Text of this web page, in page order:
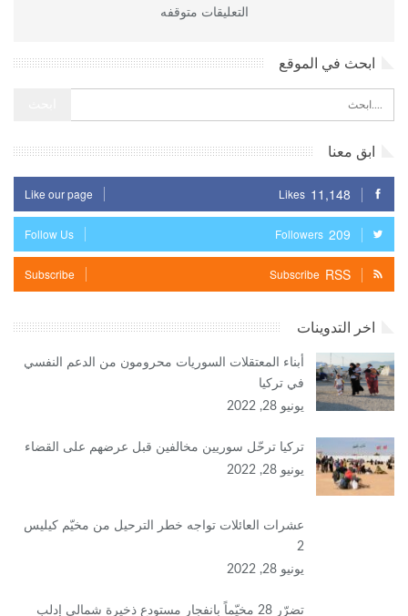
التعليقات متوقفه
ابحث في الموقع
ابق معنا
11,148
Likes
Like our page
209
Followers
Follow Us
RSS
Subscribe
Subscribe
اخر التدوينات
أبناء المعتقلات السوريات محرومون من الدعم النفسي
في تركيا
يونيو 28, 2022
تركيا ترحّل سوريين مخالفين قبل عرضهم على القضاء
يونيو 28, 2022
عشرات العائلات تواجه خطر الترحيل من مخيّم كيليس
2
يونيو 28, 2022
تضرّر 28 مخيّماً بانفجار مستودع ذخيرة شمالي إدلب